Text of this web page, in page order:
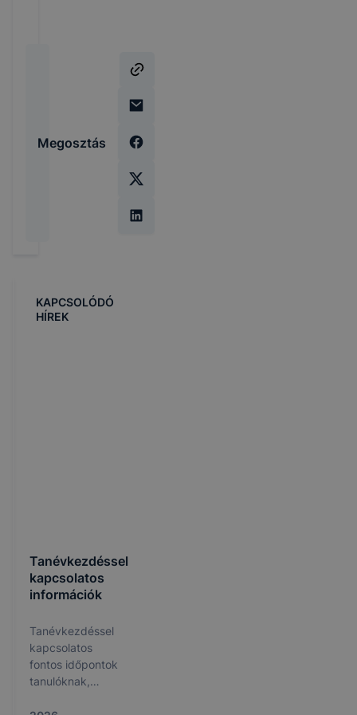
Megosztás
KAPCSOLÓDÓ
HÍREK
Tanévkezdéssel
kapcsolatos
információk
Tanévkezdéssel
kapcsolatos
fontos időpontok
tanulóknak,